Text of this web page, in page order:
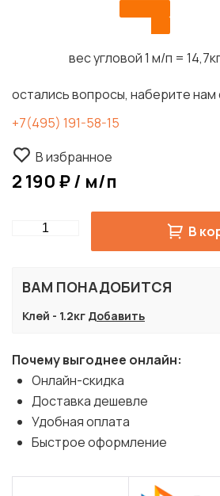
вес угловой 1 м/п =
остались вопросы, наберите нам
+7(495) 191-58-15
В избранное
2 190 ₽ / м/п
Quantity В
ВАМ ПОНАДОБИТСЯ
Клей - 1.2кг Добавить
Почему выгоднее онлайн:
Онлайн-скидка
Доставка дешевле
Удобная оплата
Быстрое оформление